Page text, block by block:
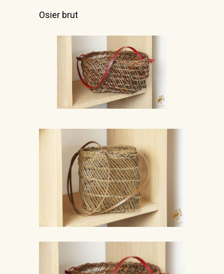
Osier brut
Accueil
Galerie
Nous trouver
Informations :
Stéphanie Carteron
Chantaussel